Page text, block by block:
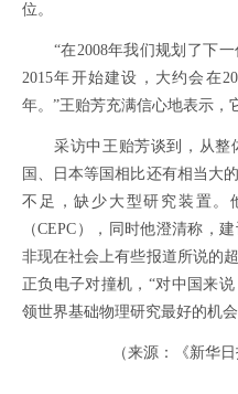
位。
“在2008年我们规划了下一
2015年开始建设，大约会在
年。”王贻芳充满信心地表示，
采访中王贻芳谈到，从整
国、日本等国相比还有相当大
不足，缺少大型研究装置。
（CEPC），同时他澄清称，
非现在社会上有些报道所说的
正负电子对撞机，“对中国来
领世界基础物理研究最好的机
（来源：《新华